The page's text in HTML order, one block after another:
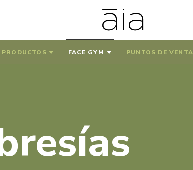
PRODUCTOS FACE GYM PUNTOS DE VENTA